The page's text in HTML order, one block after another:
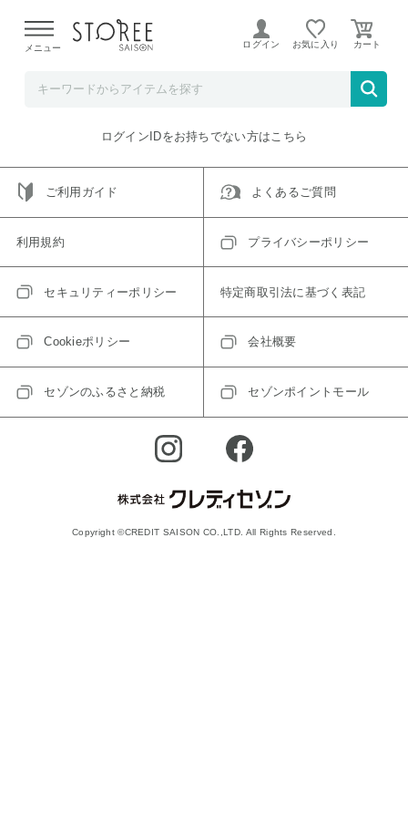
よる配送遅延が発生しております。
メニュー ログイン お気に入り
ご指定のアイテムは取り扱い終了、またはただいま取り扱い
トップへ戻る
ログインIDをお持ちでない方はこちら
ご利用ガイド よくあるご質問
利用規約 プライバシーポリシー
セキュリティーポリシー 特定商取引法に基づく表記
Cookieポリシー 会社概要
セゾンのふるさと納税 セゾンポイントモール
Copyright ©CREDIT SAISON CO.,LTD. All Rights Reserved.